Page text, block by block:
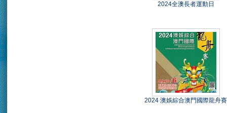
2024全澳長者運動日
2024 澳娛綜合澳門國際龍舟賽